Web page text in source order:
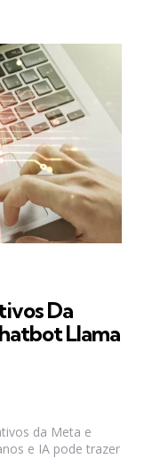
Da
Llama
da Meta e
e IA pode trazer